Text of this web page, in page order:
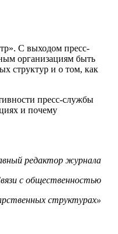
С выходом пресс-
организациям быть
структур и о том, как
пресс-службы
и почему
редактор журнала
с общественностью
структурах»